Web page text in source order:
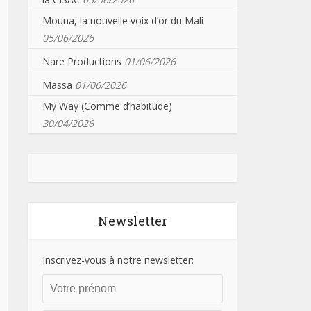
Mouna, la nouvelle voix d’or du Mali
05/06/2026
Nare Productions 01/06/2026
Massa 01/06/2026
My Way (Comme d’habitude)
30/04/2026
Newsletter
Inscrivez-vous à notre newsletter: